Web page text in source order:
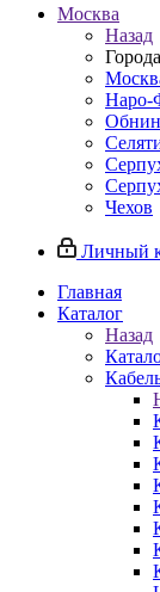
Москва
Назад
Города
Наро-
Чехов
Личный
Главная
Каталог
Назад